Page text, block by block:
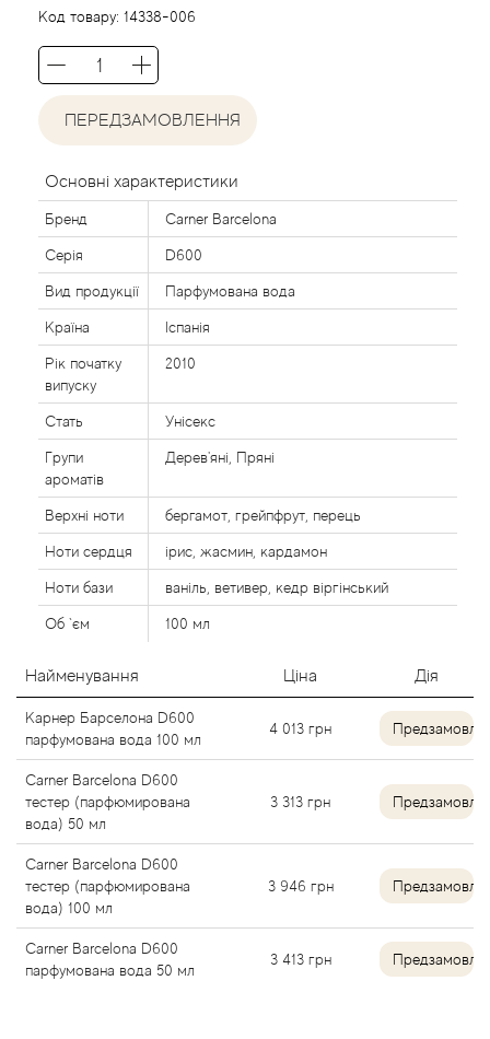
Код товару: 14338-006
ПЕРЕДЗАМОВЛЕННЯ
Основні характеристики
Бренд Carner Barcelona
Серія D600
Вид продукції Парфумована вода
Країна Іспанія
Рік початку
випуску
2010
Стать Унісекс
Групи
ароматів
Дерев'яні, Пряні
Верхні ноти бергамот, грейпфрут, перець
Ноти сердця ірис, жасмин, кардамон
Ноти бази ваніль, ветивер, кедр віргінський
Об `єм 100 мл
Найменування Ціна Дія
Карнер Барселона D600
парфумована вода 100 мл
4 013 грн
Carner Barcelona D600
тестер (парфюмирована
вода) 50 мл
3 313 грн
Carner Barcelona D600
тестер (парфюмирована
вода) 100 мл
3 946 грн
Carner Barcelona D600
парфумована вода 50 мл
3 413 грн
Agent Provocateur
Agonist
Aigner
Aj Arabia (Widian)
Ajmal
Al Haramain
Al Jazeera
Alaia Paris
Alexander McQueen
Alexandre Barthet
Alexandre J
Alfred Dunhill
Alyson Oldoini
Alyssa Ashley
American Crew
Amouage
Amouroud
Andre L'Arom